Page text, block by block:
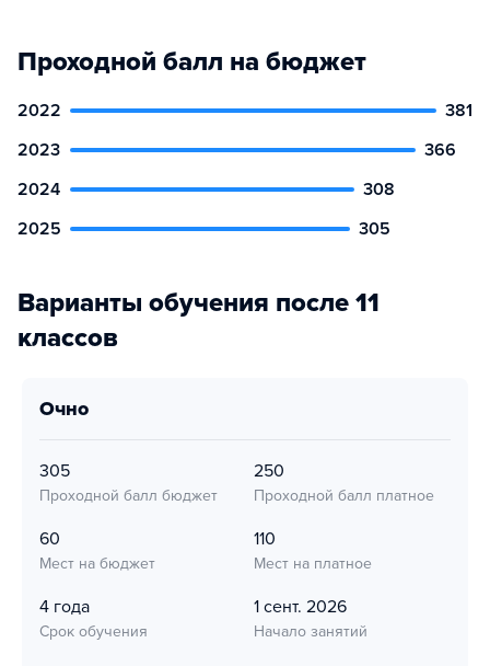
Проходной балл на бюджет
2022
381
2023
366
2024
308
2025
305
Варианты обучения после 11
классов
очно
305
Проходной балл бюджет
250
Проходной балл платное
60
Мест на бюджет
110
Мест на платное
4 года
Срок обучения
1 сент. 2026
Начало занятий